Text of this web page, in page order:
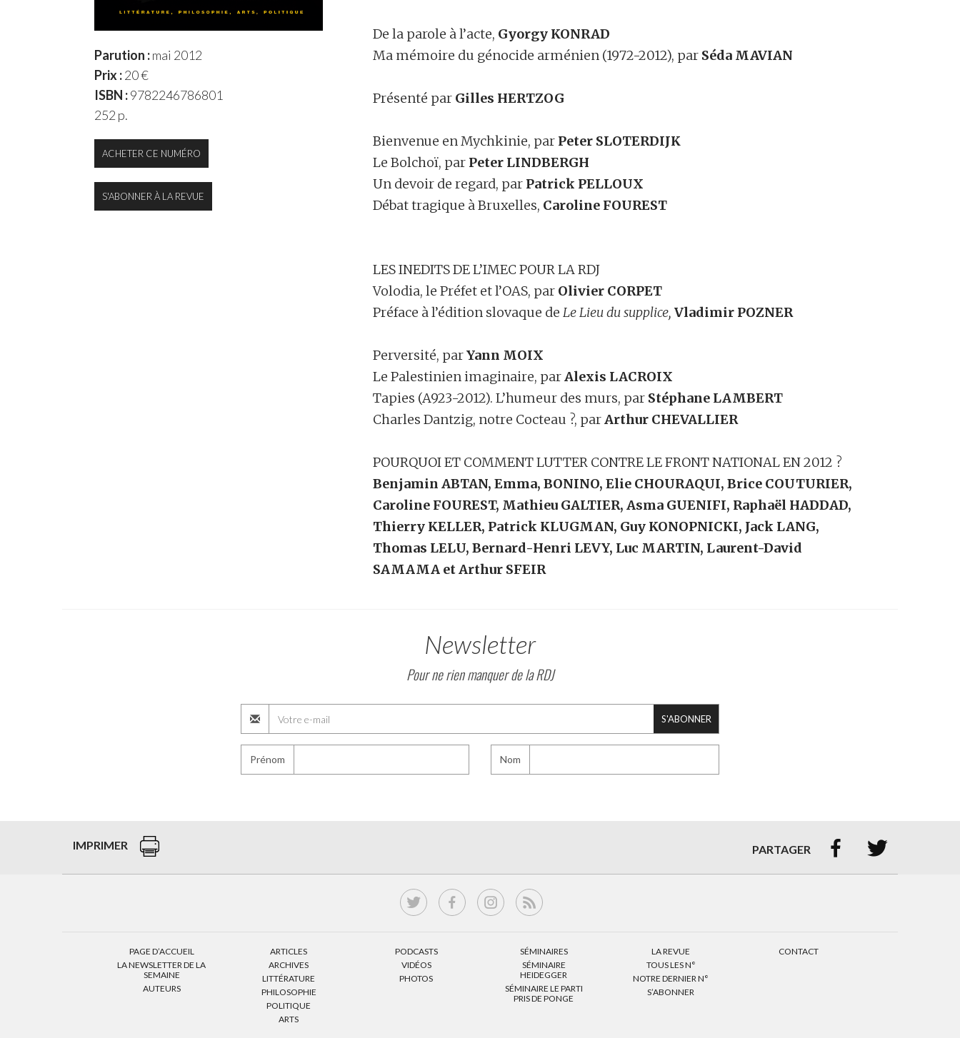
Parution :mai 2012
Prix :20 €
ISBN :9782246786801
252 p.
ACHETER CE NUMÉRO
S'ABONNER À LA REVUE
De la parole à l’acte, Gyorgy KONRAD
Ma mémoire du génocide arménien (1972-2012), par Séda MAVIAN
Présenté par Gilles HERTZOG
Bienvenue en Mychkinie, par Peter SLOTERDIJK
Le Bolchoï, par Peter LINDBERGH
Un devoir de regard, par Patrick PELLOUX
Débat tragique à Bruxelles, Caroline FOUREST
LES INEDITS DE L’IMEC POUR LA RDJ
Volodia, le Préfet et l’OAS, par Olivier CORPET
Préface à l’édition slovaque de Le Lieu du supplice, Vladimir POZNER
Perversité, parYann MOIX
Le Palestinien imaginaire, parAlexis LACROIX
Tapies (A923-2012). L’humeur des murs, par Stéphane LAMBERT
Charles Dantzig, notre Cocteau ?, parArthur CHEVALLIER
POURQUOI ET COMMENT LUTTER CONTRE LE FRONT NATIONAL EN 2012 ?
Benjamin ABTAN, Emma, BONINO, Elie CHOURAQUI, Brice COUTURIER,
Caroline FOUREST, Mathieu GALTIER, Asma GUENIFI, Raphaël HADDAD,
Thierry KELLER, Patrick KLUGMAN, Guy KONOPNICKI, Jack LANG,
Thomas LELU, Bernard-Henri LEVY, Luc MARTIN, Laurent-David
SAMAMA et Arthur SFEIR
Newsletter
Pour ne rien manquer de la RDJ
S'ABONNER
Prénom Nom
IMPRIMER PARTAGER  
PAGE D’ACCUEIL
LA NEWSLETTER DE LA
SEMAINE
AUTEURS
ARTICLES
ARCHIVES
LITTÉRATURE
PHILOSOPHIE
POLITIQUE
ARTS
PODCASTS
VIDÉOS
PHOTOS
SÉMINAIRES
SÉMINAIRE
HEIDEGGER
SÉMINAIRE LE PARTI
PRIS DE PONGE
LA REVUE
TOUS LES N°
NOTRE DERNIER N°
S’ABONNER
CONTACT